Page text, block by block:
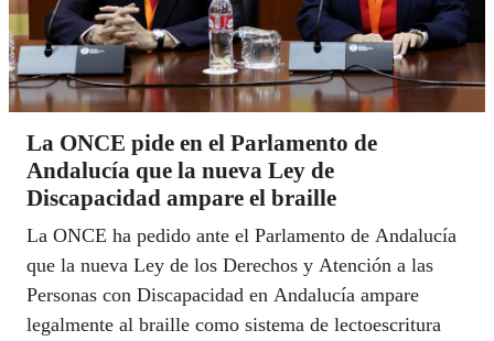
La ONCE pide en el Parlamento de
Andalucía que la nueva Ley de
Discapacidad ampare el braille
La ONCE ha pedido ante el Parlamento de Andalucía
que la nueva Ley de los Derechos y Atención a las
Personas con Discapacidad en Andalucía ampare
legalmente al braille como sistema de lectoescritura